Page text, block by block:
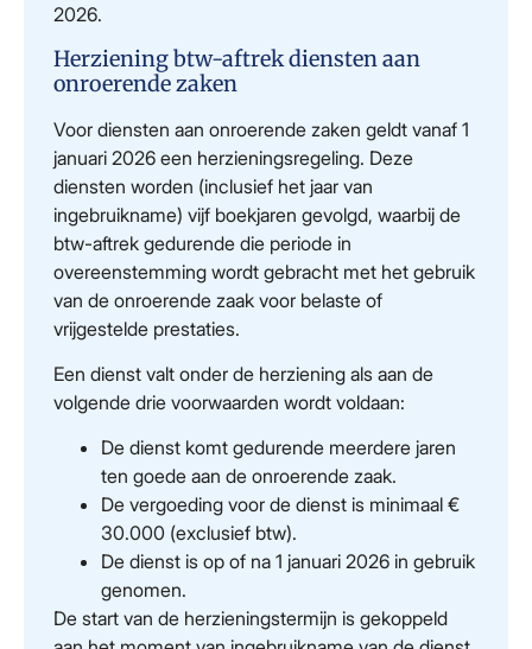
2026.
Herziening btw-aftrek diensten aan
onroerende zaken
Voor diensten aan onroerende zaken geldt vanaf 1
januari 2026 een herzieningsregeling. Deze
diensten worden (inclusief het jaar van
ingebruikname) vijf boekjaren gevolgd, waarbij de
btw-aftrek gedurende die periode in
overeenstemming wordt gebracht met het gebruik
van de onroerende zaak voor belaste of
vrijgestelde prestaties.
Een dienst valt onder de herziening als aan de
volgende drie voorwaarden wordt voldaan:
De dienst komt gedurende meerdere jaren
ten goede aan de onroerende zaak.
De vergoeding voor de dienst is minimaal €
30.000 (exclusief btw).
De dienst is op of na 1 januari 2026 in gebruik
genomen.
De start van de herzieningstermijn is gekoppeld